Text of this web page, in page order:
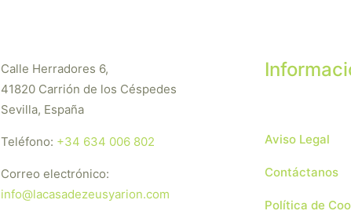
Calle Herradores 6,
41820 Carrión de los Céspedes
Sevilla, España
Teléfono: +34 634 006 802
Correo electrónico:
info@lacasadezeusyarion.com
Aviso Legal
Contáctanos
Política de